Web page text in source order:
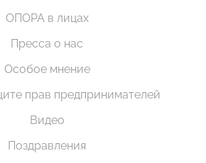
ОПОРА в лицах
Пресса о нас
Особое мнение
прав предпринимателей
Видео
Поздравления